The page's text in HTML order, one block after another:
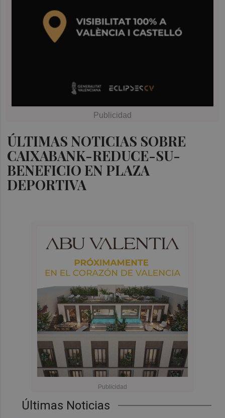
ÚLTIMAS NOTICIAS SOBRE
CAIXABANK-REDUCE-SU-
BENEFICIO EN PLAZA
DEPORTIVA
Últimas Noticias